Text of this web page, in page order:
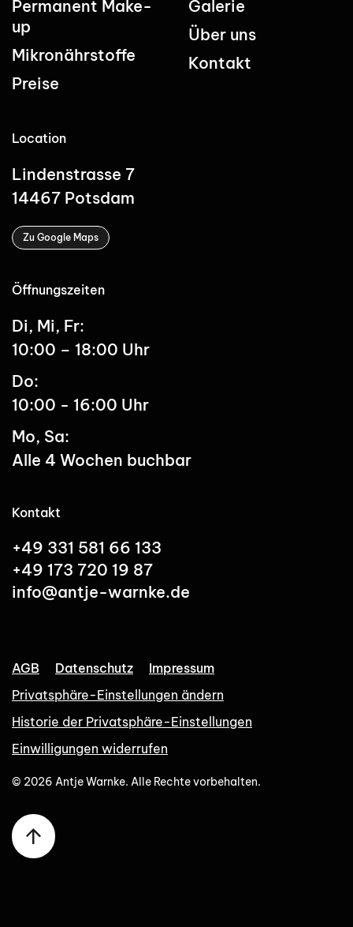
Permanent Make-
up
Mikronährstoffe
Preise
Galerie
Über uns
Kontakt
Location
Lindenstrasse 7
14467 Potsdam
Zu Google Maps
Öffnungszeiten
Di, Mi, Fr:
10:00 – 18:00 Uhr
Do:
10:00 - 16:00 Uhr
Mo, Sa:
Alle 4 Wochen buchbar
Kontakt
+49 331 581 66 133
+49 173 720 19 87
info@antje-warnke.de
AGB Datenschutz
Impressum
Privatsphäre-Einstellungen ändern
Historie der Privatsphäre-Einstellungen
Einwilligungen widerrufen
© 2026 Antje Warnke. Alle Rechte vorbehalten.